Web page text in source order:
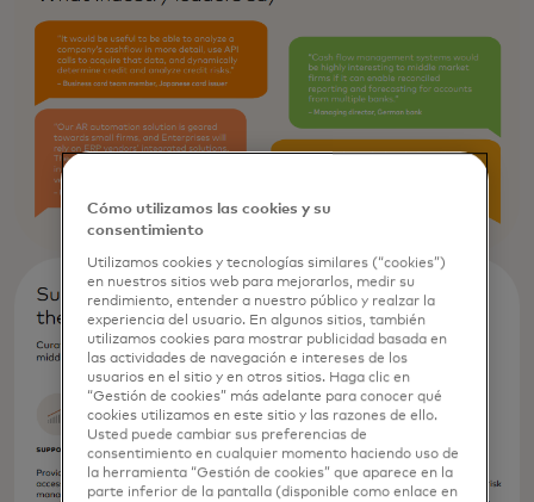
Cómo utilizamos las cookies y su
consentimiento
Utilizamos cookies y tecnologías similares (“cookies”)
en nuestros sitios web para mejorarlos, medir su
rendimiento, entender a nuestro público y realzar la
experiencia del usuario. En algunos sitios, también
utilizamos cookies para mostrar publicidad basada en
las actividades de navegación e intereses de los
usuarios en el sitio y en otros sitios. Haga clic en
“Gestión de cookies” más adelante para conocer qué
cookies utilizamos en este sitio y las razones de ello.
Usted puede cambiar sus preferencias de
consentimiento en cualquier momento haciendo uso de
la herramienta “Gestión de cookies” que aparece en la
parte inferior de la pantalla (disponible como enlace en